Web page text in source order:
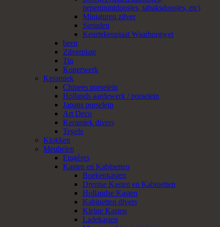
pepermuntdoosjes, tabaksdoosjes, etc)
Miniaturen zilver
Sieraden
Keurtekenplaat Waarborgwet
been
Zilverplate
Tin
Koperwerk
Keramiek
Chinees porselein
Hollands aardewerk / porselein
Japans porselein
Art Deco
Keramiek divers
Tegels
Klokken
Meubelen
Etagères
Kasten en Kabinetten
Boekenkasten
Drentse Kasten en Kabinetten
Hollandse Kasten
Kabinetten divers
Kleine Kasten
Ladekasten